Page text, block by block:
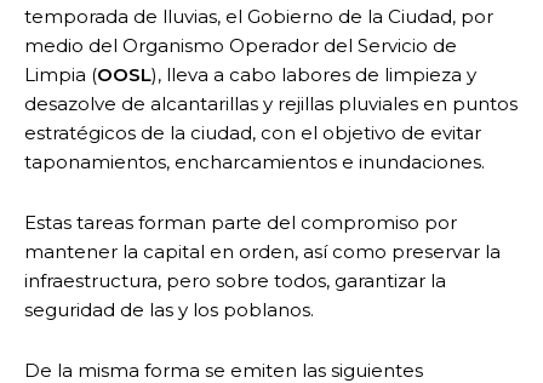
temporada de lluvias, el Gobierno de la Ciudad, por
medio del Organismo Operador del Servicio de
Limpia (OOSL), lleva a cabo labores de limpieza y
desazolve de alcantarillas y rejillas pluviales en puntos
estratégicos de la ciudad, con el objetivo de evitar
taponamientos, encharcamientos e inundaciones.
Estas tareas forman parte del compromiso por
mantener la capital en orden, así como preservar la
infraestructura, pero sobre todos, garantizar la
seguridad de las y los poblanos.
De la misma forma se emiten las siguientes